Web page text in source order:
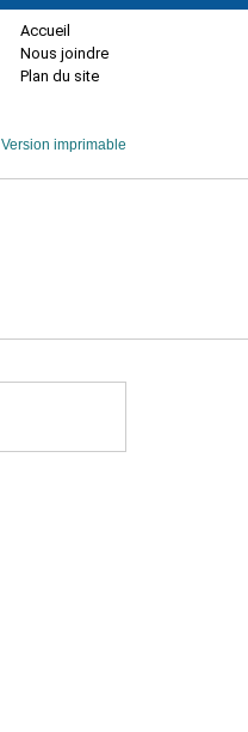
Accueil
Nous joindre
Plan du site
Version imprimable